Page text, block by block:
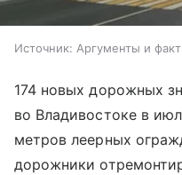
Источник: Аргументы и
174 новых дорожных
во Владивостоке в
метров леерных
дорожники